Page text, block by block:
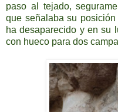
paso al tejado,
que señalaba su
ha desaparecido y en su
con hueco para dos